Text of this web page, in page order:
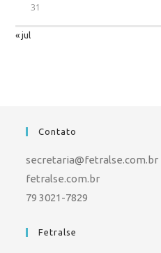
31
« jul
Contato
secretaria@fetralse.com.br
fetralse.com.br
79 3021-7829
Fetralse